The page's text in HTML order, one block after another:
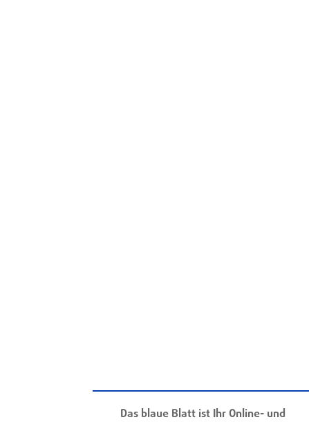
Das blaue Blatt ist Ihr Online- und